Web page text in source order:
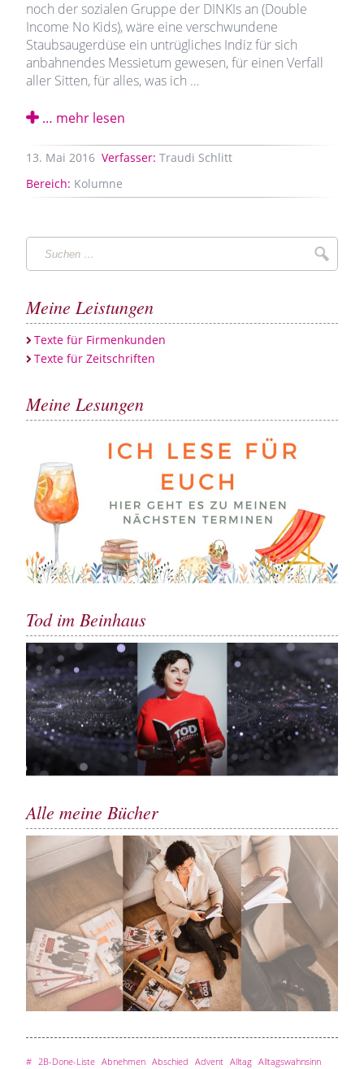
noch der sozialen Gruppe der DINKIs an (Double
Income No Kids), wäre eine verschwundene
Staubsaugerdüse ein untrügliches Indiz für sich
anbahnendes Messietum gewesen, für einen Verfall
aller Sitten, für alles, was ich …
… mehr lesen
13. Mai 2016 Verfasser: Traudi Schlitt
Bereich: Kolumne
Suchen
…
Meine Leistungen
Texte für Firmenkunden
Texte für Zeitschriften
Meine Lesungen
Tod im Beinhaus
Alle meine Bücher
# 2B-Done-Liste Abnehmen Abschied Advent Alltag Alltagswahnsinn